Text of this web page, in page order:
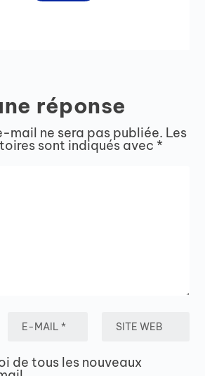
réponse
mail ne sera pas publiée. Les
sont indiqués avec *
de tous les nouveaux